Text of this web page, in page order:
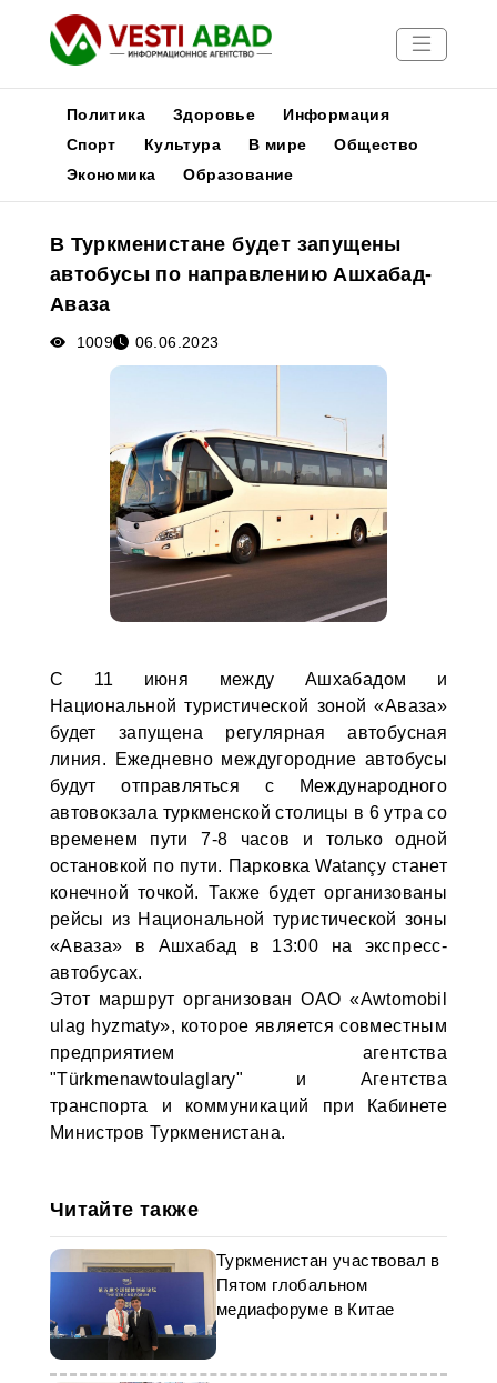
Новости
Медиа
Афиша
Политика Здоровье
Информация
Спорт
Культура В мире
Общество
Экономика
Образование
В Туркменистане будет запущены
автобусы по направлению Ашхабад-
Аваза
1009 06.06.2023
С 11 июня между Ашхабадом и
Национальной туристической зоной «Аваза»
будет запущена регулярная автобусная
линия. Ежедневно междугородние автобусы
будут отправляться с Международного
автовокзала туркменской столицы в 6 утра со
временем пути 7-8 часов и только одной
остановкой по пути. Парковка Watançy станет
конечной точкой. Также будет организованы
рейсы из Национальной туристической зоны
«Аваза» в Ашхабад в 13:00 на экспресс-
автобусах.
Этот маршрут организован ОАО «Awtomobil
ulag hyzmaty», которое является совместным
предприятием агентства
"Türkmenawtoulaglary" и Агентства
транспорта и коммуникаций при Кабинете
Министров Туркменистана.
Читайте также
Туркменистан участвовал в
Пятом глобальном
медиафоруме в Китае